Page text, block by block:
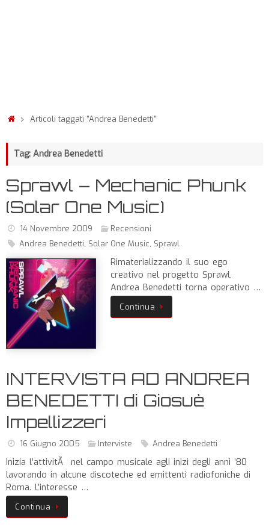
Articoli taggati "Andrea Benedetti"
Tag: Andrea Benedetti
Sprawl – Mechanic Phunk
(Solar One Music)
14 Novembre 2009
Recensioni
Andrea Benedetti, Solar One Music, Sprawl
Rimaterializzando il suo ego
creativo nel progetto Sprawl,
Andrea Benedetti torna operativo …
Continua
INTERVISTA AD ANDREA
BENEDETTI di Giosuè
Impellizzeri
16 Giugno 2005 Interviste Andrea Benedetti
Inizia l’attivitÃ nel campo musicale agli inizi degli anni ’80
lavorando in alcune discoteche ed emittenti radiofoniche di
Roma. L’interesse …
Continua